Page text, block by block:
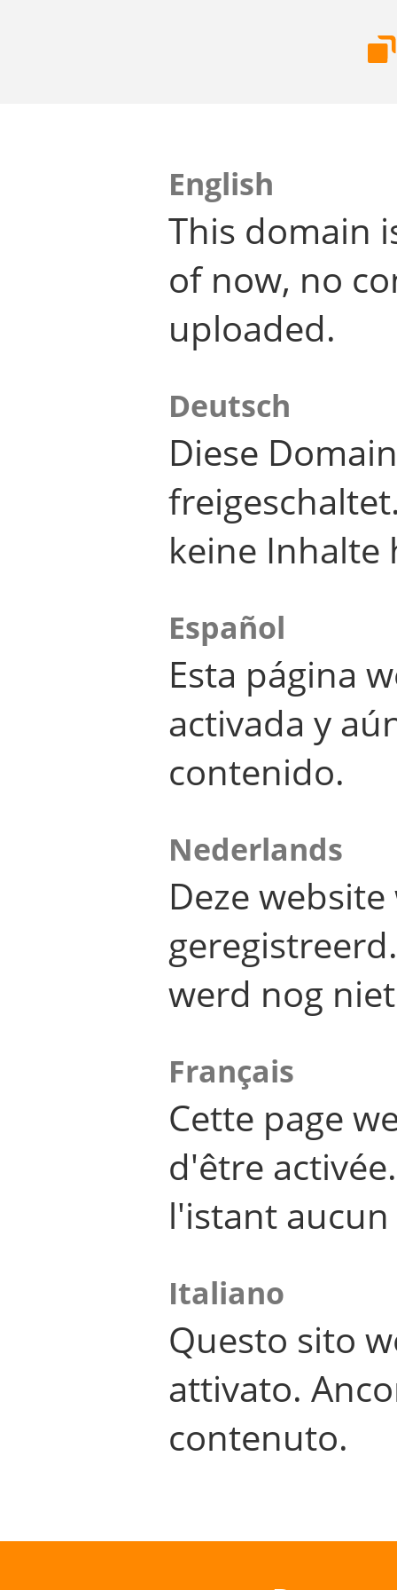
English
This domain
of now, no
uploaded.
Deutsch
Diese
keine Inhalte
Español
Esta página
activada y
contenido.
Nederlands
Deze
werd nog
Français
Cette page
d'être
l'istant
Italiano
Questo sito
attivato.
contenuto.